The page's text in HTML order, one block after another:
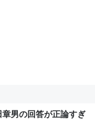
章男の回答が正論すぎ